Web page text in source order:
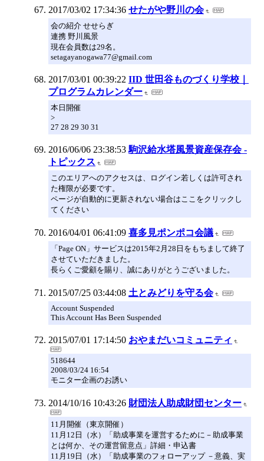
2017/03/02 17:34:36 せたがや野川の会
会の紹介 せせらぎ
連携 野川風景
現在会員数は29名。
setagayanogawa77@gmail.com
2017/03/01 00:39:22 IID 世田谷ものづくり学校｜
プログラムカレンダー
本日開催
>
27 28 29 30 31
2016/06/06 23:38:53 駒沢給水塔風景資産保存会 -
トピックス
このエリアへのアクセスは、ログイン若しくは許可され
た権限が必要です。
ページが自動的に更新されない場合はここをクリックし
てください
2016/04/01 06:41:09 喜多見ポンポコ会議
「Page ON」サービスは2015年2月28日をもちまして終了
させていただきました。
長らくご愛顧を賜り、誠にありがとうございました。
2015/07/25 03:44:08 土とみどりを守る会
Account Suspended
This Account Has Been Suspended
2015/07/01 17:14:50 おやまだいコミュニティ
518644
2008/03/24 16:54
モニター企画のお誘い
2014/10/16 10:43:26 財団法人助成財団センター
11月開催（東京開催）
11月12日（水）「助成事業を運営するために－助成事業
とは何か、その運営留意点」詳細・申込書
11月19日（水）「助成事業のフォローアップ －意義、実